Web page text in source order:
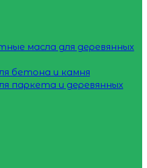
масла для деревянных
бетона и камня
паркета и деревянных